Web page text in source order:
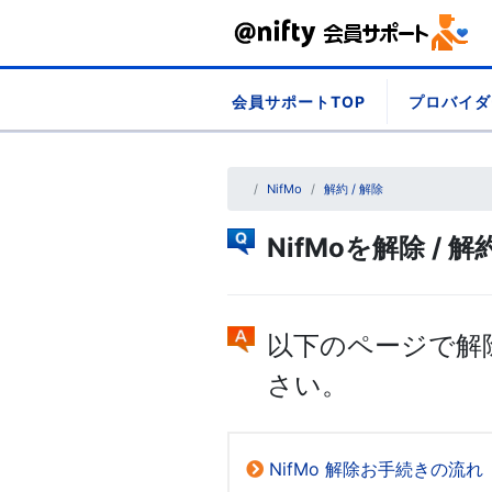
content
会員サポートTOP プロバイ
NifMo 解約 / 解除
NifMoを解除 / 解
以下のページで
さい。
NifMo 解除お手続きの流れ